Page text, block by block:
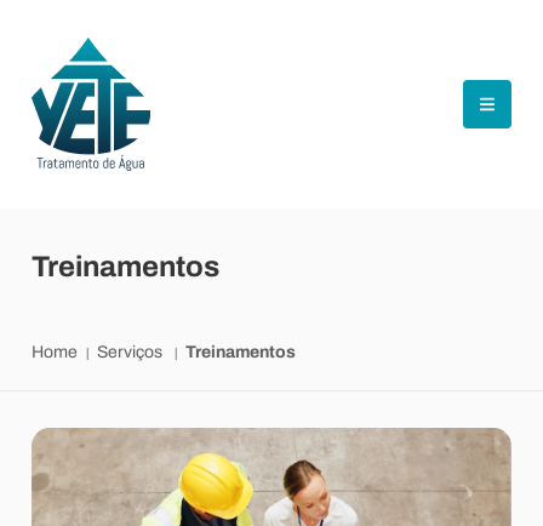
Treinamentos
Home Serviços Treinamentos